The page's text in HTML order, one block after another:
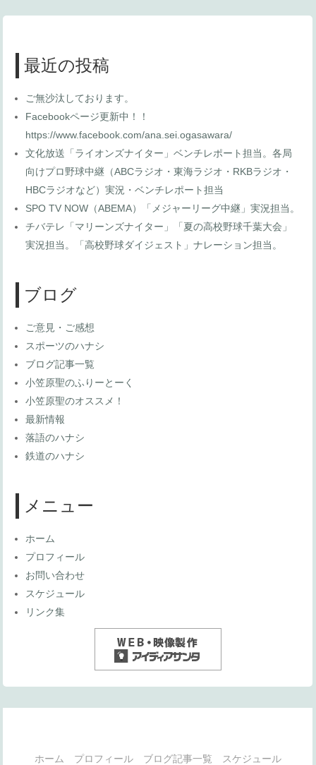
最近の投稿
ご無沙汰しております。
Facebookページ更新中！！
https://www.facebook.com/ana.sei.ogasawara/
文化放送「ライオンズナイター」ベンチレポート担当。各局
向けプロ野球中継（ABCラジオ・東海ラジオ・RKBラジオ・
HBCラジオなど）実況・ベンチレポート担当
SPO TV NOW（ABEMA）「メジャーリーグ中継」実況担当。
チバテレ「マリーンズナイター」「夏の高校野球千葉大会」
実況担当。「高校野球ダイジェスト」ナレーション担当。
ブログ
ご意見・ご感想
スポーツのハナシ
ブログ記事一覧
小笠原聖のふりーとーく
小笠原聖のオススメ！
最新情報
落語のハナシ
鉄道のハナシ
メニュー
ホーム
プロフィール
お問い合わせ
スケジュール
リンク集
ホーム プロフィール ブログ記事一覧 スケジュール